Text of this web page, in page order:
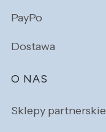
PayPo
Dostawa
O NAS
Sklepy partnerskie